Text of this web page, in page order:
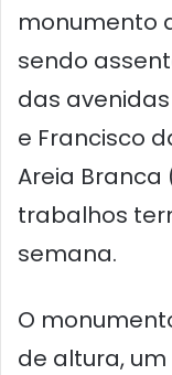
monumento
sendo
das
e Francisco
Areia Branca
trabalhos
semana.
O
de altura,